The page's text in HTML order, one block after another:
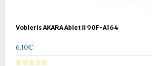
Vobleris AKARA Ablet II 90F-A164
6.10€